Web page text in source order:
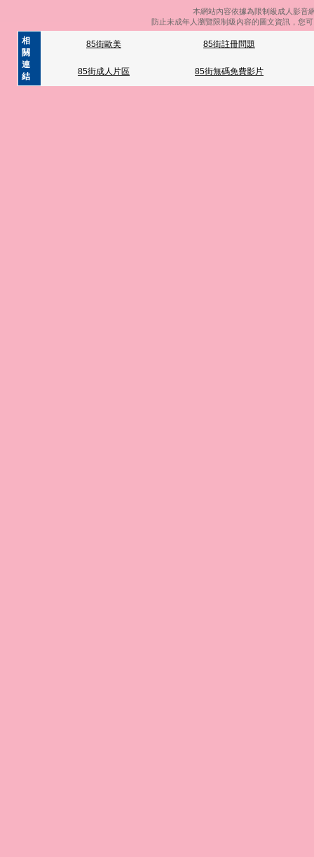
本網站內容依據為限制級成人影音
防止未成年人瀏覽限制級內容的圖文資訊，您
相
關
連
結
85街歐美 85街註冊問題
85街成人片區 85街無碼免費影片